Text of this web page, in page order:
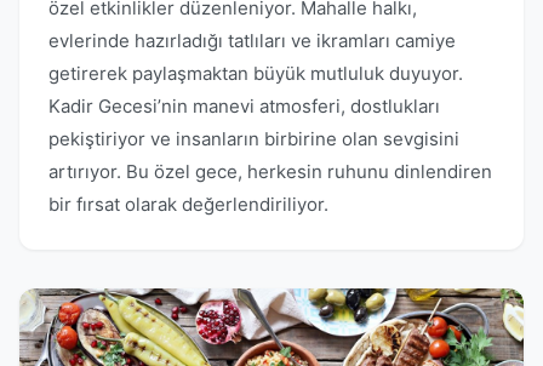
özel etkinlikler düzenleniyor. Mahalle halkı,
evlerinde hazırladığı tatlıları ve ikramları camiye
getirerek paylaşmaktan büyük mutluluk duyuyor.
Kadir Gecesi’nin manevi atmosferi, dostlukları
pekiştiriyor ve insanların birbirine olan sevgisini
artırıyor. Bu özel gece, herkesin ruhunu dinlendiren
bir fırsat olarak değerlendiriliyor.